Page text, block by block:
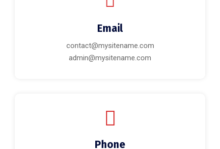
Email
contact@mysitename.com
admin@mysitename.com
Phone